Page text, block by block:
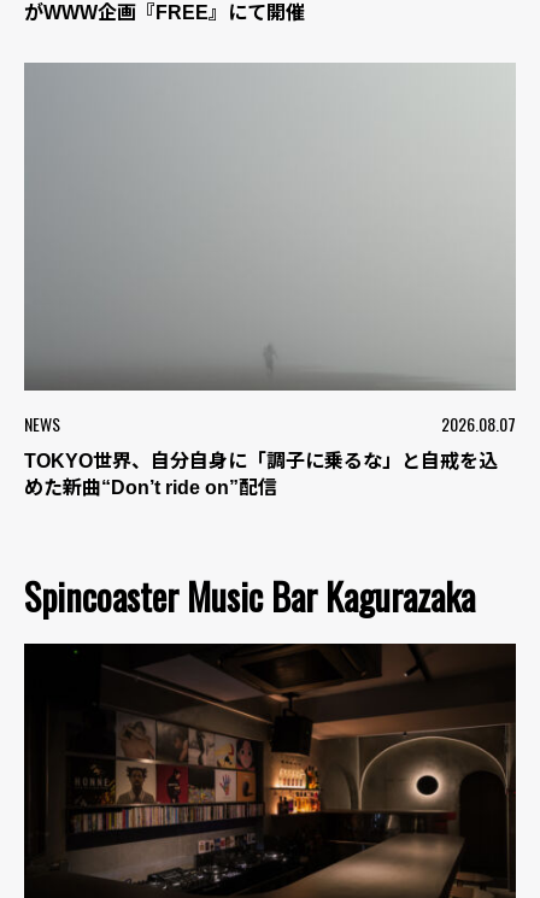
がWWW企画『FREE』にて開催
NEWS 2026.08.07
TOKYO世界、自分自身に「調子に乗るな」と自戒を込
めた新曲“Don’t ride on”配信
Spincoaster Music Bar Kagurazaka